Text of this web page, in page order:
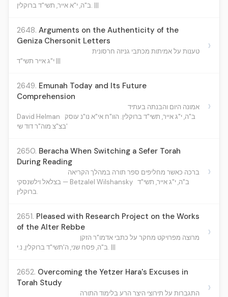
ב"ה, י"א אייר, תשי"ד ברוקלין. |||
2648. Arguments on the Authenticity of the
Geniza Chersonit Letters
טענות על אמיתות מכתבי גניזה חרסונית
י"ג אייר תשי"ד |||
›
2649. Emunah Today and Its Future
Comprehension
אמונה היום והבנתה בעתיד
David Helman
ב"ה, י"ג אייר, תשי"ד ברוקלין. הוו"ח אי"א נו"נ עוסק
בצ"צ מוה"ר דוד שי'
›
2650. Beracha When Switching a Sefer Torah
During Reading
ברכה כאשר מחליפים ספר תורה במהלך הקריאה
בצלאל וילשנסקי — Betzalel Wilshansky ב"ה, י"ג אייר, תשי"ד
ברוקלין.
›
2651. Pleased with Research Project on the Works
of the Alter Rebbe
מרוצה מפרויקט מחקר על כתבי אדמו"ר הזקן
ב"ה, פסח שני, ה'תשי"ד ברוקלין, נ.י. |||
›
2652. Overcoming the Yetzer Hara's Excuses in
Torah Study
התגברות על תירוצי היצר הרע בלימוד התורה
›